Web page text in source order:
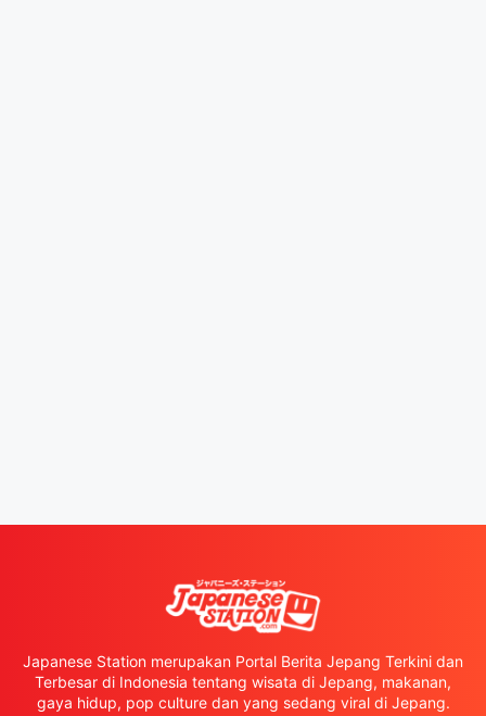
Japanese Station merupakan Portal Berita Jepang Terkini dan
Terbesar di Indonesia tentang wisata di Jepang, makanan,
gaya hidup, pop culture dan yang sedang viral di Jepang.